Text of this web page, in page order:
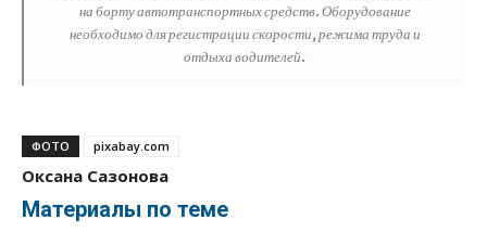
на борту автотранспортных средств. Оборудование
необходимо для регистрации скорости, режима труда и
отдыха водителей.
ФОТО pixabay.com
Оксана Сазонова
Материалы по теме